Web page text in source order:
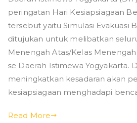
Bencana
di
Daerah
Istimewa
Muhammadiyah
Ponjong)
peringatan Hari Kesiapsiagaan
tersebut yaitu Simulasi Evakuasi
ditujukan untuk melibatkan
Menengah Atas/Kelas Menengah
se Daerah Istimewa Yogyakarta.
meningkatkan kesadaran akan
kesiapsiagaan menghadapi
Read More